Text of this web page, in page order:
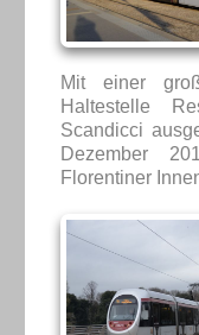
Mit einer
Haltestelle
Scandicci
Dezember
Florentiner